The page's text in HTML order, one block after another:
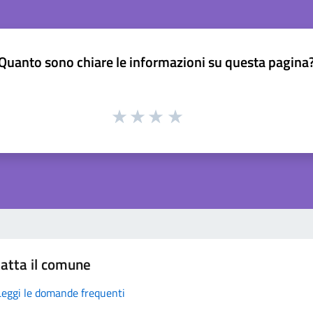
sono chiare le informazioni su questa
il comune
le domande frequenti